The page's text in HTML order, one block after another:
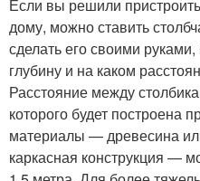
Если вы решили
дому, можно ставить
сделать его своими
глубину и на каком
Расстояние между
которого будет построена
материалы — древесина
каркасная конструкция —